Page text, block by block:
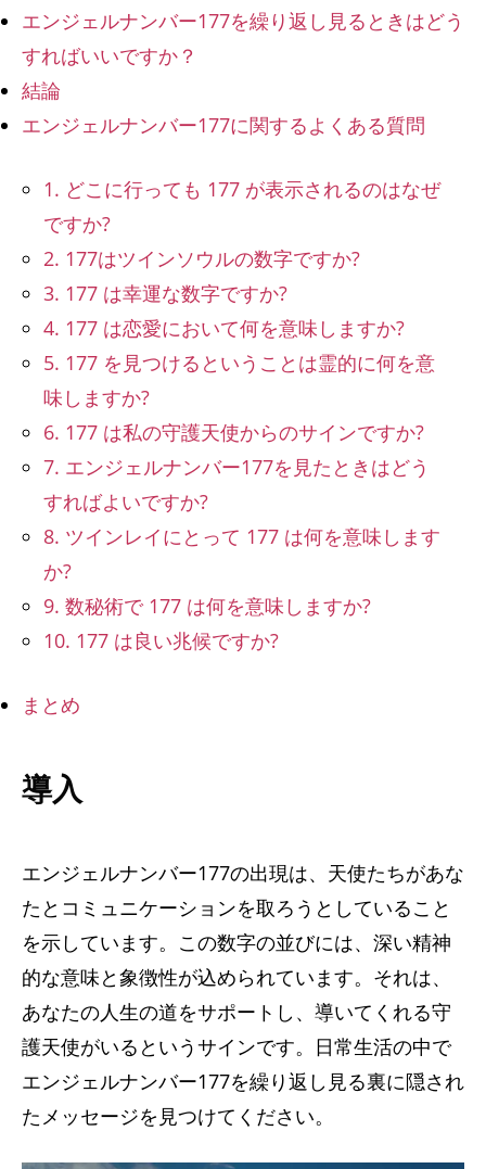
エンジェルナンバー177を繰り返し見るときはどう
すればいいですか？
結論
エンジェルナンバー177に関するよくある質問
1. どこに行っても 177 が表示されるのはなぜ
ですか?
2. 177はツインソウルの数字ですか?
3. 177 は幸運な数字ですか?
4. 177 は恋愛において何を意味しますか?
5. 177 を見つけるということは霊的に何を意
味しますか?
6. 177 は私の守護天使からのサインですか?
7. エンジェルナンバー177を見たときはどう
すればよいですか?
8. ツインレイにとって 177 は何を意味します
か?
9. 数秘術で 177 は何を意味しますか?
10. 177 は良い兆候ですか?
まとめ
導入
エンジェルナンバー177の出現は、天使たちがあな
たとコミュニケーションを取ろうとしていること
を示しています。この数字の並びには、深い精神
的な意味と象徴性が込められています。それは、
あなたの人生の道をサポートし、導いてくれる守
護天使がいるというサインです。日常生活の中で
エンジェルナンバー177を繰り返し見る裏に隠され
たメッセージを見つけてください。